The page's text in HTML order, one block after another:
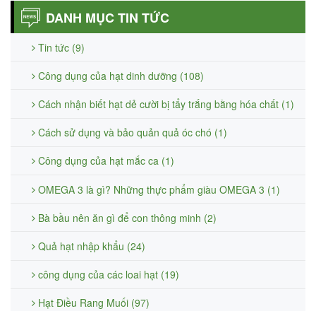
DANH MỤC TIN TỨC
Tin tức (9)
Công dụng của hạt dinh dưỡng (108)
Cách nhận biết hạt dẻ cười bị tẩy trắng bằng hóa chất (1)
Cách sử dụng và bảo quản quả óc chó (1)
Công dụng của hạt mắc ca (1)
OMEGA 3 là gì? Những thực phẩm giàu OMEGA 3 (1)
Bà bầu nên ăn gì để con thông minh (2)
Quả hạt nhập khẩu (24)
công dụng của các loai hạt (19)
Hạt Điều Rang Muối (97)